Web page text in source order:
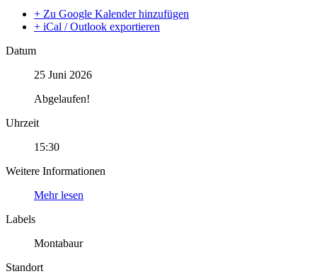
+ Zu Google Kalender hinzufügen
+ iCal / Outlook exportieren
Datum
25 Juni 2026
Abgelaufen!
Uhrzeit
15:30
Weitere Informationen
Mehr lesen
Labels
Montabaur
Standort